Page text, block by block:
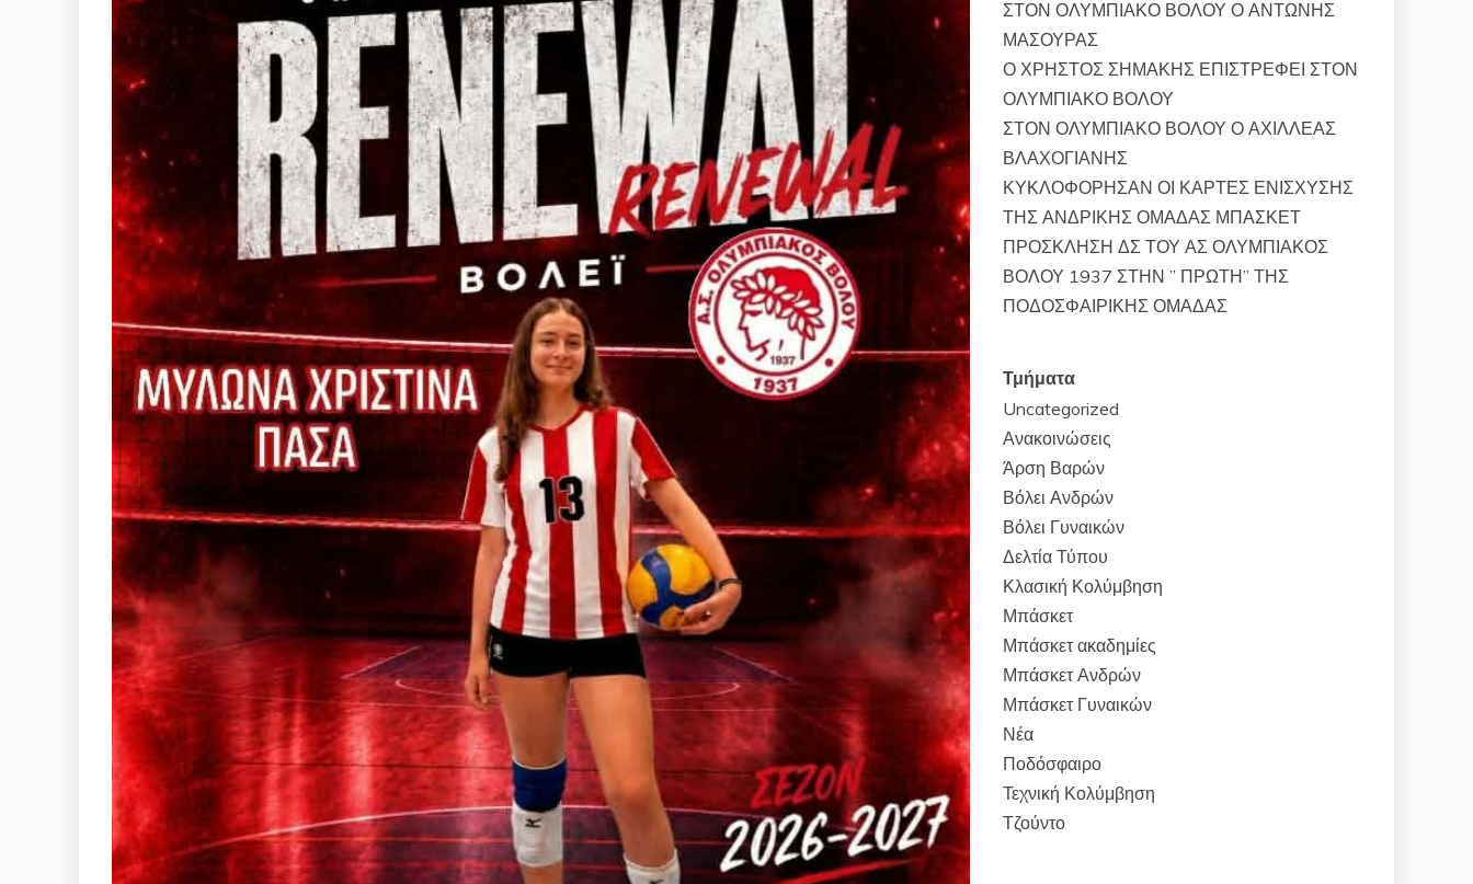
ΣΤΟΝ ΟΛΥΜΠΙΑΚΟ ΒΟΛΟΥ Ο ΑΝΤΩΝΗΣ
ΜΑΣΟΥΡΑΣ
Ο ΧΡΗΣΤΟΣ ΣΗΜΑΚΗΣ ΕΠΙΣΤΡΕΦΕΙ ΣΤΟΝ
ΟΛΥΜΠΙΑΚΟ ΒΟΛΟΥ
ΣΤΟΝ ΟΛΥΜΠΙΑΚΟ ΒΟΛΟΥ Ο ΑΧΙΛΛΕΑΣ
ΒΛΑΧΟΓΙΑΝΗΣ
ΚΥΚΛΟΦΟΡΗΣΑΝ ΟΙ ΚΑΡΤΕΣ ΕΝΙΣΧΥΣΗΣ
ΤΗΣ ΑΝΔΡΙΚΗΣ ΟΜΑΔΑΣ ΜΠΑΣΚΕΤ
ΠΡΟΣΚΛΗΣΗ ΔΣ ΤΟΥ ΑΣ ΟΛΥΜΠΙΑΚΟΣ
ΒΟΛΟΥ 1937 ΣΤΗΝ ” ΠΡΩΤΗ” ΤΗΣ
ΠΟΔΟΣΦΑΙΡΙΚΗΣ ΟΜΑΔΑΣ
Τμήματα
Uncategorized
Ανακοινώσεις
Άρση Βαρών
Βόλει Ανδρών
Βόλει Γυναικών
Δελτία Τύπου
Κλασική Κολύμβηση
Μπάσκετ
Μπάσκετ ακαδημίες
Μπάσκετ Ανδρών
Μπάσκετ Γυναικών
Νέα
Ποδόσφαιρο
Τεχνική Κολύμβηση
Τζούντο